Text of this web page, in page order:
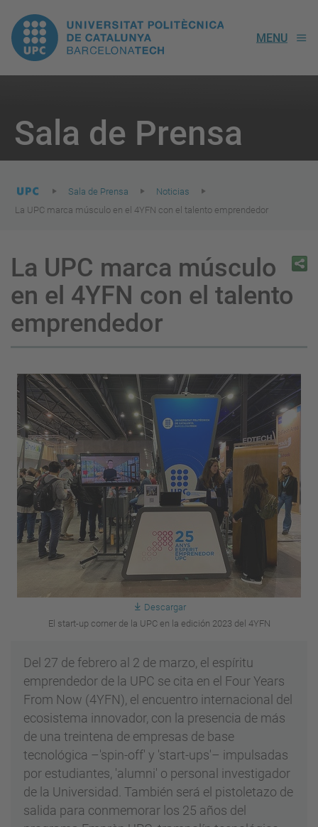
UPC.
Universitat
de
Catalunya
MENU
Sala de Prensa
here:
Sala de Prensa
Noticias
La UPC marca músculo en el 4YFN con el talento emprendedor
La UPC marca músculo
en el 4YFN con el talento
emprendedor
Descargar
El start-up corner de la UPC en la edición 2023 del 4YFN
Del 27 de febrero al 2 de marzo, el espíritu
emprendedor de la UPC se cita en el Four Years
From Now (4YFN), el encuentro internacional del
ecosistema innovador, con la presencia de más
de una treintena de empresas de base
tecnológica –'spin-off' y 'start-ups'– impulsadas
por estudiantes, 'alumni' o personal investigador
de la Universidad. También será el pistoletazo de
salida para conmemorar los 25 años del